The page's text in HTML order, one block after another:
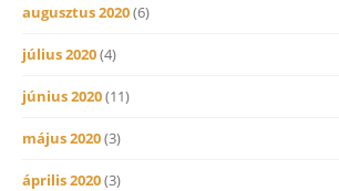
augusztus 2020(6)
július 2020(4)
június 2020(11)
május 2020(3)
április 2020(3)